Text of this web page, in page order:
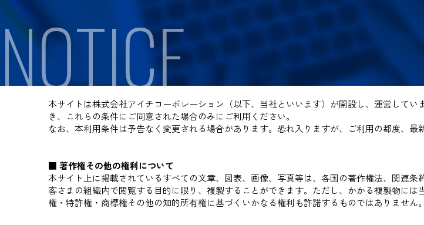
NOTICE
本サイトは株式会社アイチコーポレーション（以下、当社といいます）が開設し、運営して
き、これらの条件にご同意された場合のみにご利用ください。
なお、本利用条件は予告なく変更される場合があります。恐れ入りますが、ご利用の都度、最
■ 著作権その他の権利について
本サイト上に掲載されているすべての文章、図表、画像、写真等は、各国の著作権法、関連
客さまの組織内で閲覧する目的に限り、複製することができます。ただし、かかる複製物に
権・特許権・商標権その他の知的所有権に基づくいかなる権利も許諾するものではありません。